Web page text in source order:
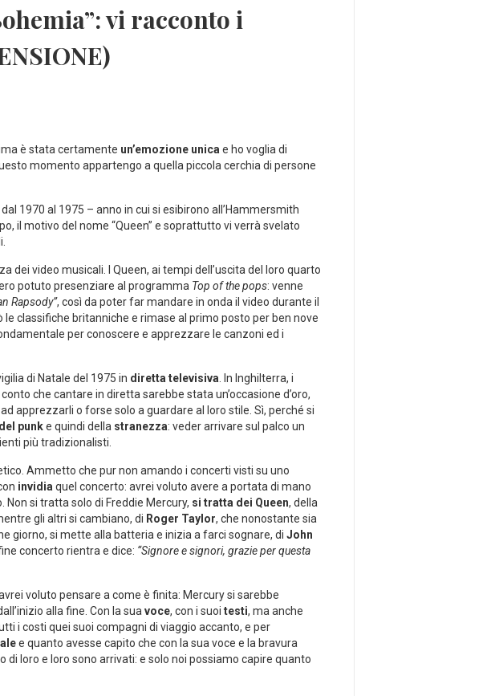
vi racconto i
è stata certamente un’emozione unicae ho voglia di
momento appartengo a quella piccola cerchia di persone
dal 1970 al 1975 – anno in cui si esibirono all’Hammersmith
il motivo del nome “Queen” e soprattutto vi verrà svelato
dei video musicali. I Queen, ai tempi dell’uscita del loro quarto
potuto presenziare al programma Top of the pops: venne
Rapsody”, così da poter far mandare in onda il video durante il
classifiche britanniche e rimase al primo posto per ben nove
per conoscere e apprezzare le canzoni ed i
di Natale del 1975 in diretta televisiva. In Inghilterra, i
che cantare in diretta sarebbe stata un’occasione d’oro,
apprezzarli o forse solo a guardare al loro stile. Sì, perché si
punke quindi della stranezza: veder arrivare sul palco un
più tradizionalisti.
Ammetto che pur non amando i concerti visti su uno
invidiaquel concerto: avrei voluto avere a portata di mano
si tratta solo di Freddie Mercury, si tratta dei Queen, della
gli altri si cambiano, di Roger Taylor, che nonostante sia
giorno, si mette alla batteria e inizia a farci sognare, di John
concerto rientra e dice: “Signore e signori, grazie per questa
voluto pensare a come è finita: Mercury si sarebbe
alla fine. Con la suavoce, con i suoi testi, ma anche
i costi quei suoi compagni di viaggio accanto, e per
e quanto avesse capito che con la sua voce e la bravura
loro e loro sono arrivati: e solo noi possiamo capire quanto